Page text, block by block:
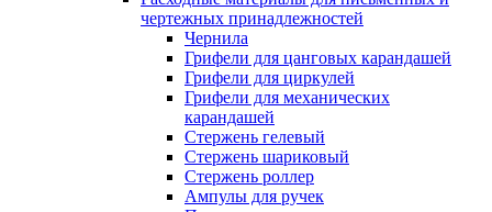
чертежных принадлежностей
Чернила
Грифели для цанговых карандашей
Грифели для циркулей
Грифели для механических
карандашей
Стержень гелевый
Стержень шариковый
Стержень роллер
Ампулы для ручек